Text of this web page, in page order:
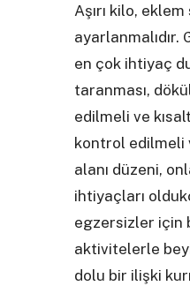
Aşırı kilo,
en çok ihtiyaç
taranması,
edilmeli ve
kontrol edilmeli
alanı düzeni,
ihtiyaçları
egzersizler için
aktivitelerle
dolu bir ilişki